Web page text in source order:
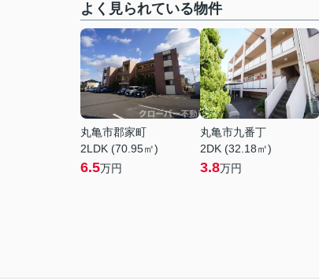
よく見られている物件
丸亀市郡家町
2LDK (70.95㎡)
6.5万円
丸亀市九番丁
2DK (32.18㎡)
3.8万円